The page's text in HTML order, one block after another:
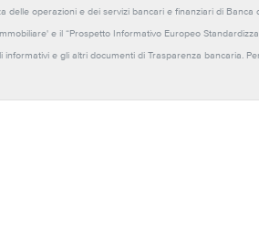
operazioni e dei servizi bancari e finanziari di Banca
e il “Prospetto Informativo Europeo
informativi e gli altri documenti di Trasparenza bancaria.